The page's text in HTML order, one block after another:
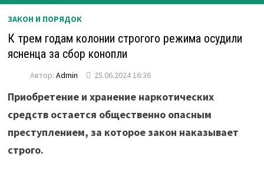
ЗАКОН И ПОРЯДОК
К трем годам колонии строгого режима осудили
ясненца за сбор конопли
Автор: Admin 25.06.2024 16:36
Приобретение и хранение наркотических
средств остается общественно опасным
преступлением, за которое закон наказывает
строго.